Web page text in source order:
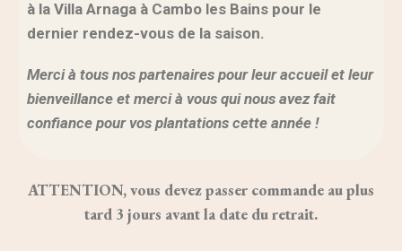
à la Villa Arnaga à Cambo les Bains pour le
dernier rendez-vous de la saison.
Merci à tous nos partenaires pour leur accueil et leur
bienveillance et merci à vous qui nous avez fait
confiance pour vos plantations cette année !
ATTENTION, vous devez passer commande au plus
tard 3 jours avant la date du retrait.